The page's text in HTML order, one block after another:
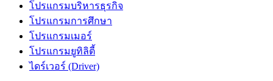
โปรแกรมบริหารธุรกิจ
โปรแกรมการศึกษา
โปรแกรมเมอร์
โปรแกรมยูทิลิตี้
ไดร์เวอร์ (Driver)